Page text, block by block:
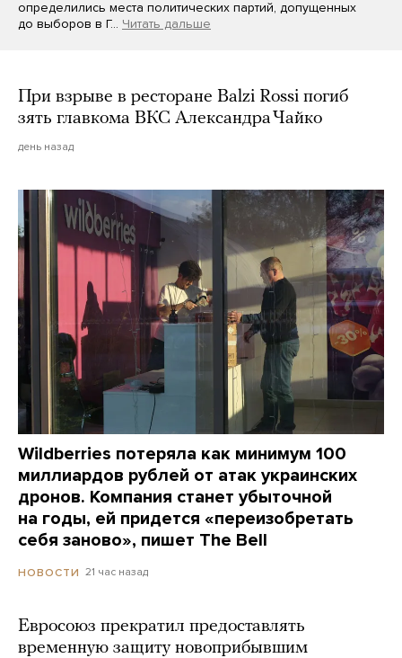
определились места политических партий, допущенных
до выборов в Г… Читать дальше
При взрыве в ресторане Balzi Rossi погиб
зять главкома ВКС Александра Чайко
день назад
Wildberries потеряла как минимум 100
миллиардов рублей от атак украинских
дронов. Компания станет убыточной
на годы, ей придется «переизобретать
себя заново», пишет The Bell
НОВОСТИ 21 час назад
Евросоюз прекратил предоставлять
временную защиту новоприбывшим